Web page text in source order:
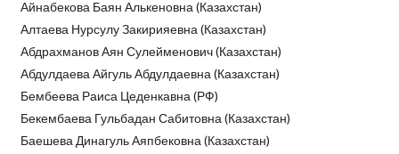
Айнабекова Баян Алькеновна (Казахстан)
Алтаева Нурсулу Закирияевна (Казахстан)
Абдрахманов Аян Сулейменович (Казахстан)
Абдулдаева Айгуль Абдулдаевна (Казахстан)
Бембеева Раиса Цеденкавна (РФ)
Бекембаева Гульбадан Сабитовна (Казахстан)
Баешева Динагуль Аяпбековна (Казахстан)